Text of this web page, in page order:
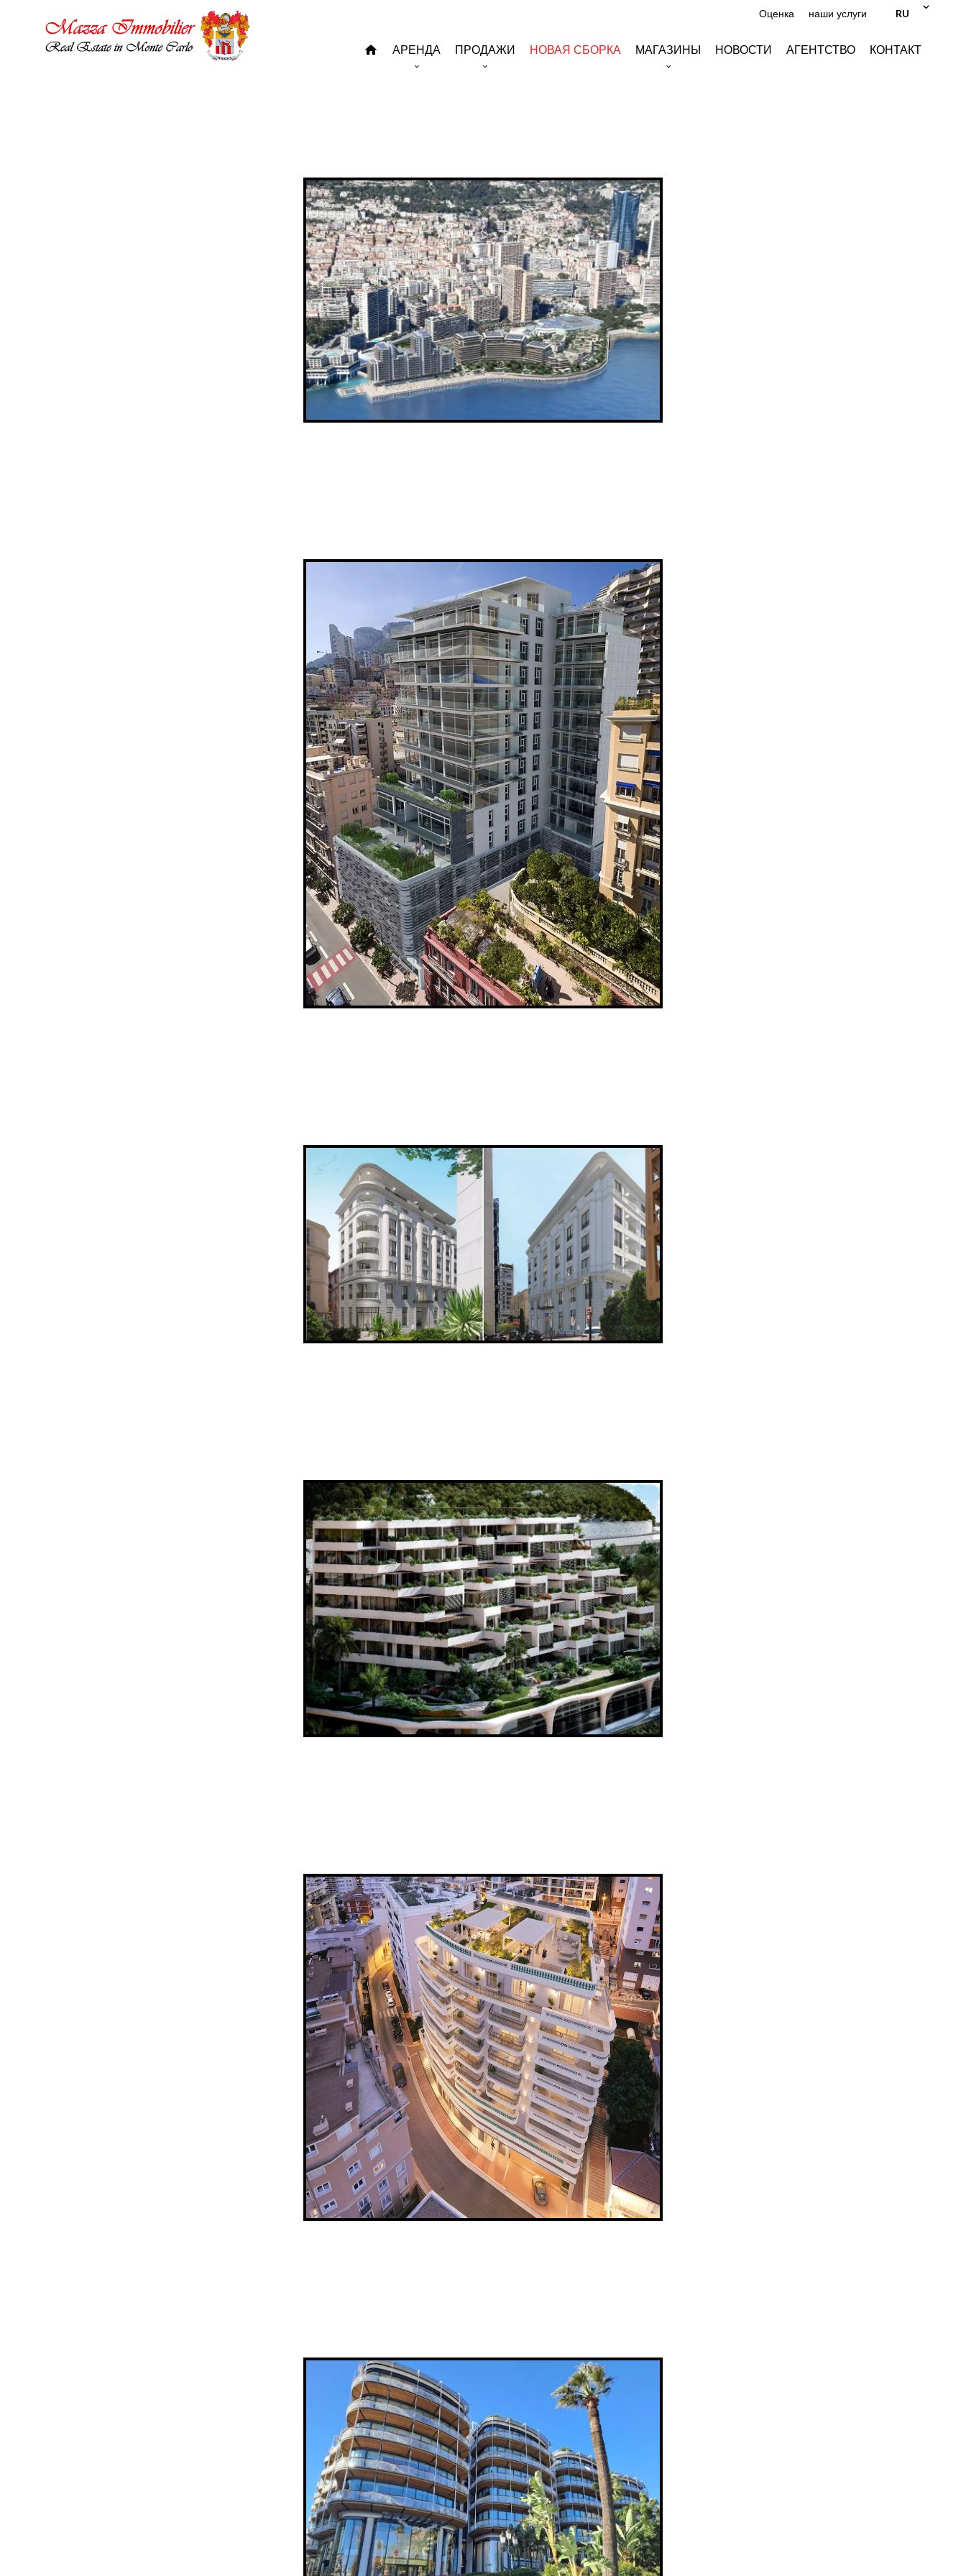
Оценка наши услуги RU
АРЕНДА ПРОДАЖИ НОВАЯ СБОРКА МАГАЗИНЫ НОВОСТИ АГЕНТСТВО КОНТАКТ